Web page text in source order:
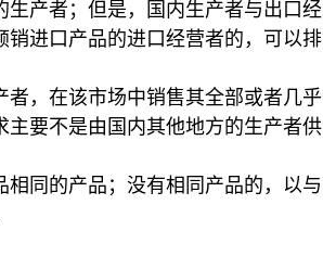
产者；但是，国内生产者与出口经
进口产品的进口经营者的，可以排
，在该市场中销售其全部或者几乎
要不是由国内其他地方的生产者供
的产品；没有相同产品的，以与